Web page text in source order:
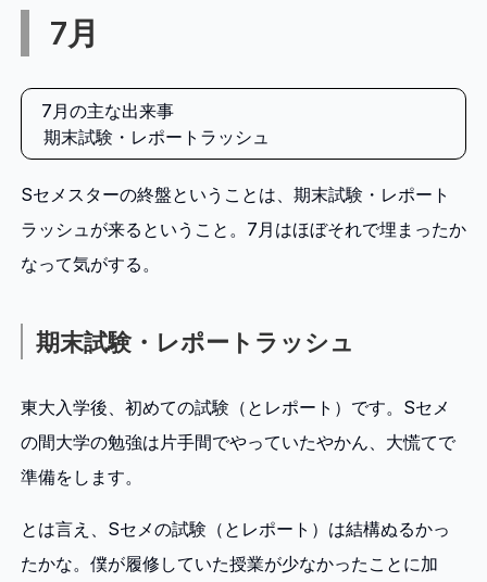
7月
7月の主な出来事
期末試験・レポートラッシュ
Sセメスターの終盤ということは、期末試験・レポート
ラッシュが来るということ。7月はほぼそれで埋まったか
なって気がする。
期末試験・レポートラッシュ
東大入学後、初めての試験（とレポート）です。Sセメ
の間大学の勉強は片手間でやっていたやかん、大慌てで
準備をします。
とは言え、Sセメの試験（とレポート）は結構ぬるかっ
たかな。僕が履修していた授業が少なかったことに加